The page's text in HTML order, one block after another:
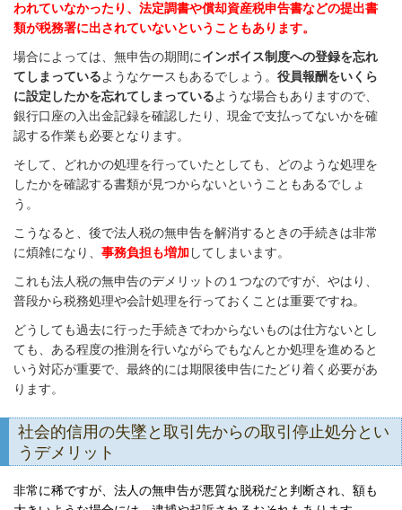
われていなかったり、法定調書や償却資産税申告書などの提出書
類が税務署に出されていないということもあります。
場合によっては、無申告の期間にインボイス制度への登録を忘れ
てしまっているようなケースもあるでしょう。 役員報酬をいくら
に設定したかを忘れてしまっているような場合もありますので、
銀行口座の入出金記録を確認したり、現金で支払ってないかを確
認する作業も必要となります。
そして、どれかの処理を行っていたとしても、どのような処理を
したかを確認する書類が見つからないということもあるでしょ
う。
こうなると、後で法人税の無申告を解消するときの手続きは非常
に煩雑になり、 事務負担も増加してしまいます。
これも法人税の無申告のデメリットの１つなのですが、やはり、
普段から税務処理や会計処理を行っておくことは重要ですね。
どうしても過去に行った手続きでわからないものは仕方ないとし
ても、ある程度の推測を行いながらでもなんとか処理を進めると
いう対応が重要で、最終的には期限後申告にたどり着く必要があ
ります。
社会的信用の失墜と取引先からの取引停止処分とい
うデメリット
非常に稀ですが、法人の無申告が悪質な脱税だと判断され、額も